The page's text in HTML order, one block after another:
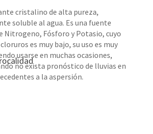
cristalino de alta pureza,
soluble al agua. Es una fuente
Nitrogeno, Fósforo y Potasio, cuyo
es muy bajo, su uso es muy
usarse en muchas ocasiones,
no exista pronóstico de lluvias en
a la aspersión.